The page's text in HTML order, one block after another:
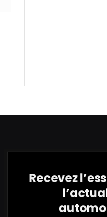
Recevez